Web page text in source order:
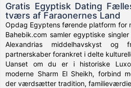
Gratis Egyptisk Dating
tværs af Faraonernes Land
Opdag Egyptens førende platform for
Bahebik.com samler egyptiske
Alexandrias middelhavskyst og
partnerskaber forankret i delte
Uanset om du er i historiske
moderne Sharm El Sheikh, forbind
der værdsætter tradition,